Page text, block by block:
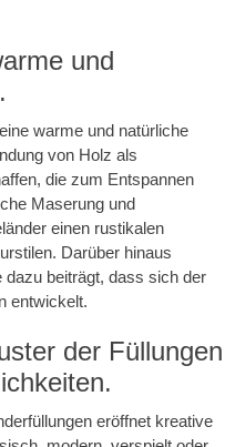
und
warme und natürliche
von Holz als
die zum Entspannen
Maserung und
einen rustikalen
Darüber hinaus
beiträgt, dass sich der
entwickelt.
der Füllungen
eröffnet kreative